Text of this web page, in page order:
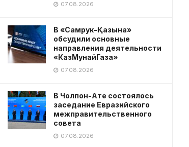
07.08.2026
В «Самрук-Қазына»
обсудили основные
направления деятельности
«КазМунайГаза»
07.08.2026
В Чолпон-Ате состоялось
заседание Евразийского
межправительственного
совета
07.08.2026